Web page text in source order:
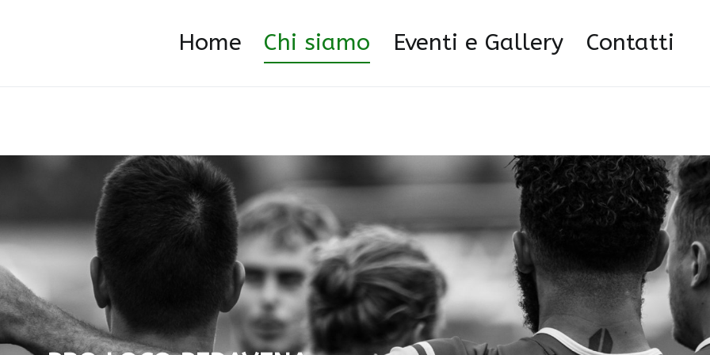
Home Chi siamo Eventi e Gallery Contatti
Home Chi siamo